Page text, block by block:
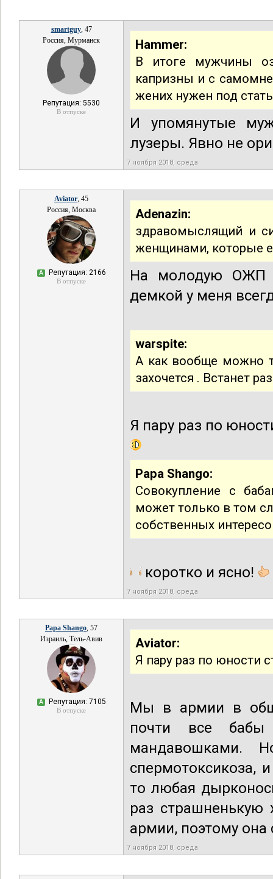
smartguy, 47
Россия, Мурманск
Репутация: 5530
В отпуске
Hammer:
В итоге мужчины
капризны и с
жених нужен под
И упомянутые
лузеры. Явно не
7 ноября 2018, среда
Aviator, 45
Россия, Москва
А Репутация: 2166
В отпуске
Adenazin:
здравомыслящий и
женщинами, которые
На молодую ОЖП
демкой у меня
warspite:
А как вообще можно
захочется . Встанет
Я пару раз по
Papa Shango:
Совокупление с
может только в том
собственных
коротко и ясно!
7 ноября 2018, среда
Papa Shango, 57
Израиль, Тель-Авив
А Репутация: 7105
В отпуске
Aviator:
Я пару раз по юности
Мы в армии в
почти все
мандавошками.
спермотоксикоза,
то любая
раз
армии, поэтому
7 ноября 2018, среда